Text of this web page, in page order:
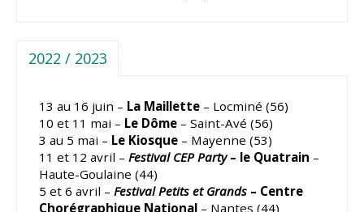
2022 / 2023
13 au 16 juin – La Maillette – Locminé (56)
10 et 11 mai – Le Dôme – Saint-Avé (56)
3 au 5 mai – Le Kiosque – Mayenne (53)
11 et 12 avril – Festival CEP Party– le Quatrain –
Haute-Goulaine (44)
5 et 6 avril – Festival Petits et Grands – Centre
Chorégraphique National – Nantes (44)